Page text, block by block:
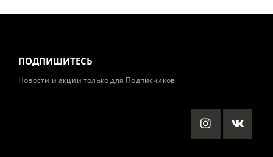
ПОДПИШИТЕСЬ
Новости и акции только для Подписчиков